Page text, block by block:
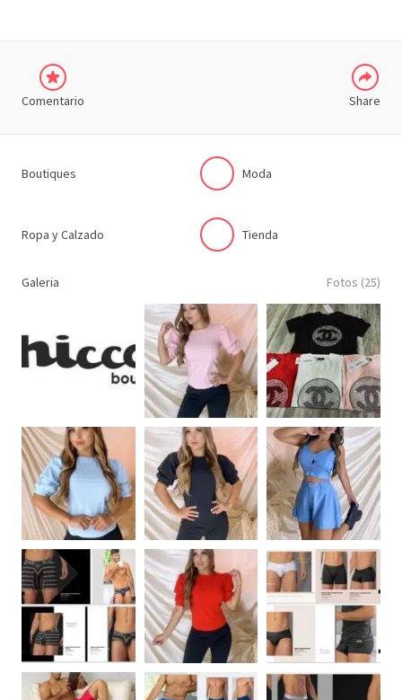
Comentario Share
Boutiques Moda
Ropa y Calzado Tienda
Galeria Fotos (25)